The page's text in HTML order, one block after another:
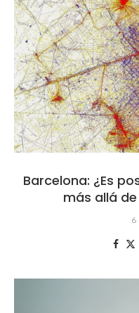
Barcelona: ¿Es
más allá
6